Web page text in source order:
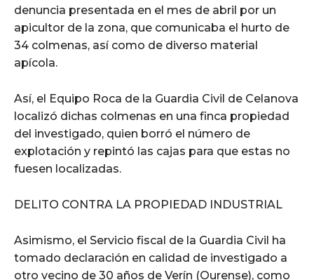
denuncia presentada en el mes de abril por un
apicultor de la zona, que comunicaba el hurto de
34 colmenas, así como de diverso material
apícola.
Así, el Equipo Roca de la Guardia Civil de Celanova
localizó dichas colmenas en una finca propiedad
del investigado, quien borró el número de
explotación y repintó las cajas para que estas no
fuesen localizadas.
DELITO CONTRA LA PROPIEDAD INDUSTRIAL
Asimismo, el Servicio fiscal de la Guardia Civil ha
tomado declaración en calidad de investigado a
otro vecino de 30 años de Verín (Ourense), como